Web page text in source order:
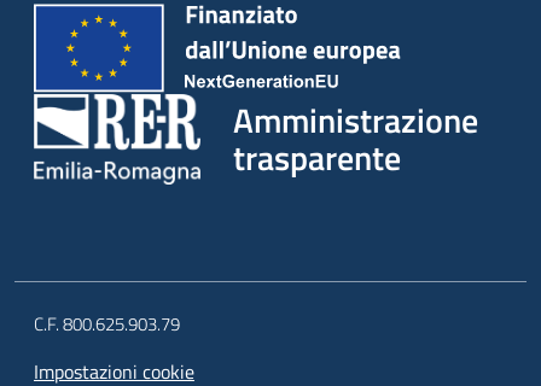
Amministrazione
trasparente
C.F. 800.625.903.79
Impostazioni cookie